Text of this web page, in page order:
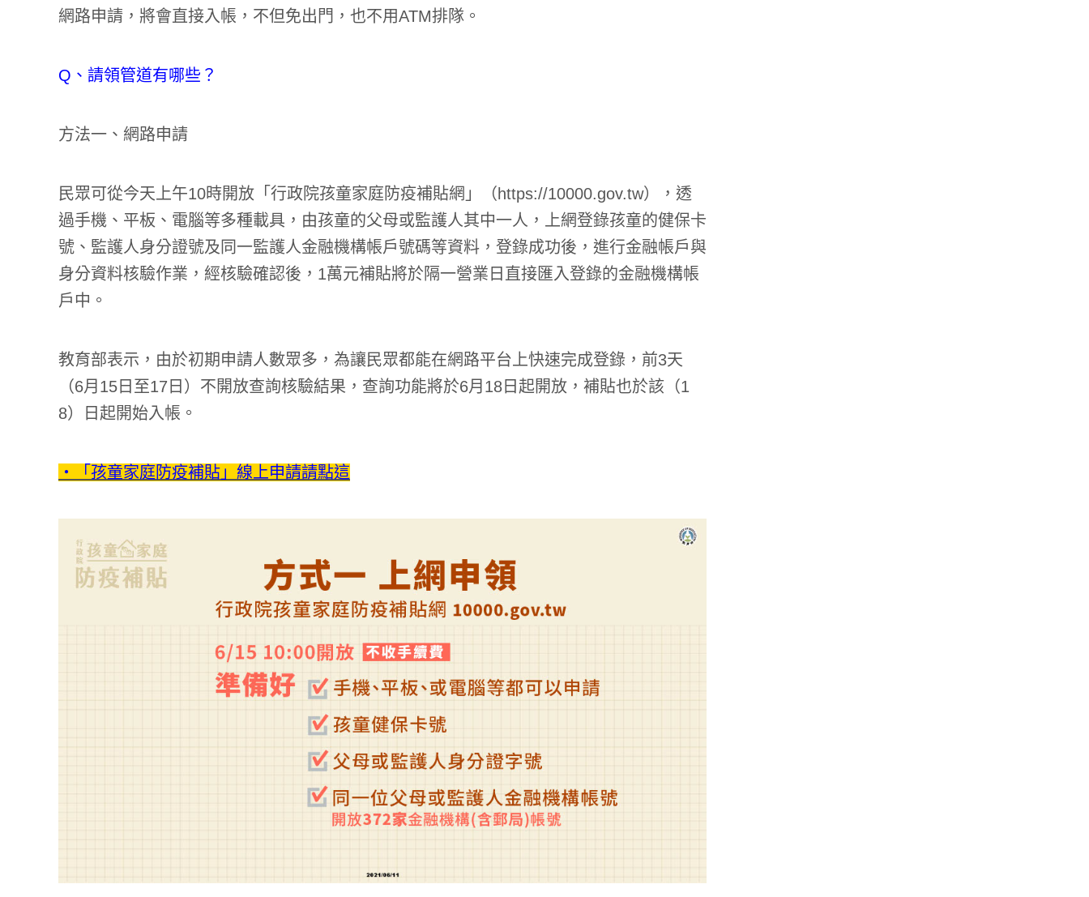
網路申請，將會直接入帳，不但免出門，也不用ATM排隊。
Q、請領管道有哪些？
方法一、網路申請
民眾可從今天上午10時開放「行政院孩童家庭防疫補貼網」（https://10000.gov.tw），透
過手機、平板、電腦等多種載具，由孩童的父母或監護人其中一人，上網登錄孩童的健保卡
號、監護人身分證號及同一監護人金融機構帳戶號碼等資料，登錄成功後，進行金融帳戶與
身分資料核驗作業，經核驗確認後，1萬元補貼將於隔一營業日直接匯入登錄的金融機構帳
戶中。
教育部表示，由於初期申請人數眾多，為讓民眾都能在網路平台上快速完成登錄，前3天
（6月15日至17日）不開放查詢核驗結果，查詢功能將於6月18日起開放，補貼也於該（1
8）日起開始入帳。
‧「孩童家庭防疫補貼」線上申請請點這